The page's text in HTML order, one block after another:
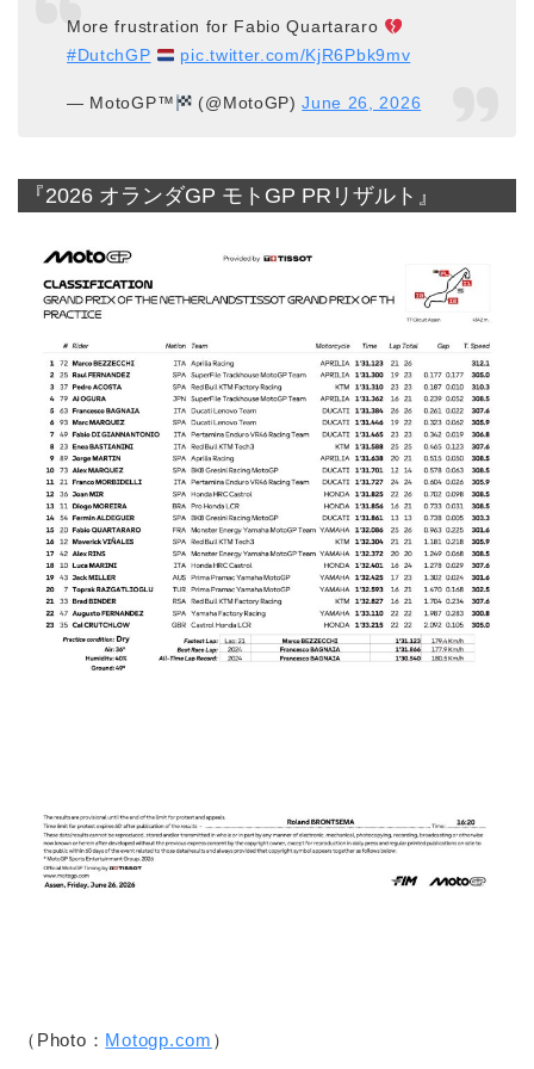
More frustration for Fabio Quartararo
#DutchGP
pic.twitter.com/KjR6Pbk9mv
— MotoGP™ (@MotoGP)June 26, 2026
『2026 オランダGP モトGP PRリザルト』
（Photo： Motogp.com ）